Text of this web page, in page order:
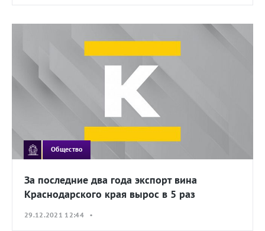
Общество
За последние два года экспорт вина
Краснодарского края вырос в 5 раз
29.12.2021 12:44 •